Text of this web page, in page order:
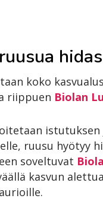
koko
riippuen Biolan
ruusu hyötyy
soveltuvat
kasvun